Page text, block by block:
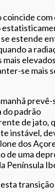
com
estende
a
se mais
prevê-
do padrão
de jato,
instável,
dos
de uma
Península
transição